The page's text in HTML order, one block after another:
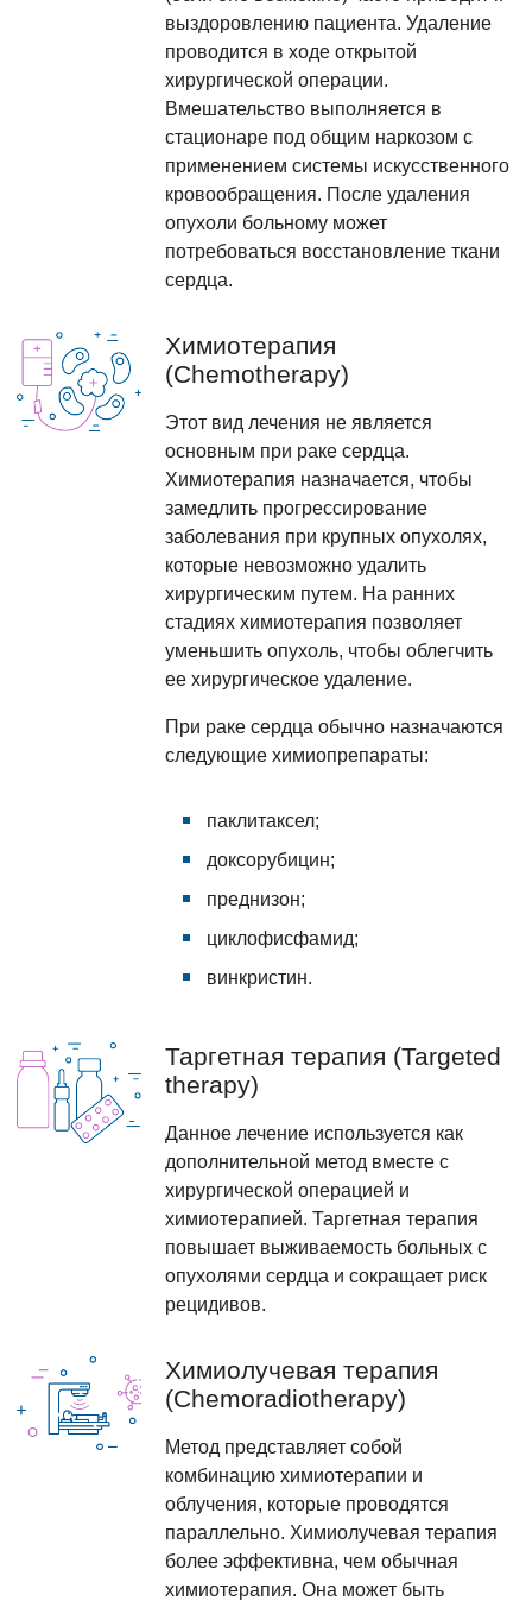
выздоровлению пациента. Удаление
проводится в ходе открытой
хирургической операции.
Вмешательство выполняется в
стационаре под общим наркозом с
применением системы искусственного
кровообращения. После удаления
опухоли больному может
потребоваться восстановление ткани
сердца.
Химиотерапия
(Chemotherapy)
Этот вид лечения не является
основным при раке сердца.
Химиотерапия назначается, чтобы
замедлить прогрессирование
заболевания при крупных опухолях,
которые невозможно удалить
хирургическим путем. На ранних
стадиях химиотерапия позволяет
уменьшить опухоль, чтобы облегчить
ее хирургическое удаление.
При раке сердца обычно назначаются
следующие химиопрепараты:
паклитаксел;
доксорубицин;
преднизон;
циклофисфамид;
винкристин.
Таргетная терапия (Targeted
therapy)
Данное лечение используется как
дополнительной метод вместе с
хирургической операцией и
химиотерапией. Таргетная терапия
повышает выживаемость больных с
опухолями сердца и сокращает риск
рецидивов.
Химиолучевая терапия
(Chemoradiotherapy)
Метод представляет собой
комбинацию химиотерапии и
облучения, которые проводятся
параллельно. Химиолучевая терапия
более эффективна, чем обычная
химиотерапия. Она может быть